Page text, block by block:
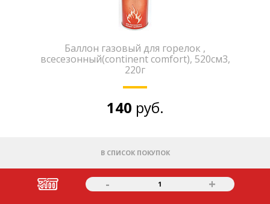
Баллон газовый для горелок ,
всесезонный(continent comfort), 520см3,
220г
140 руб.
В СПИСОК ПОКУПОК
- 1 +